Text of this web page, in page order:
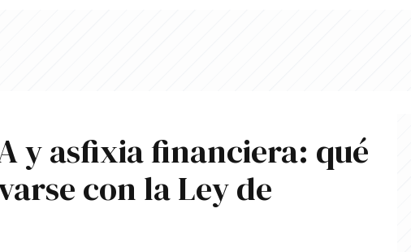
y asfixia financiera: qué
con la Ley de